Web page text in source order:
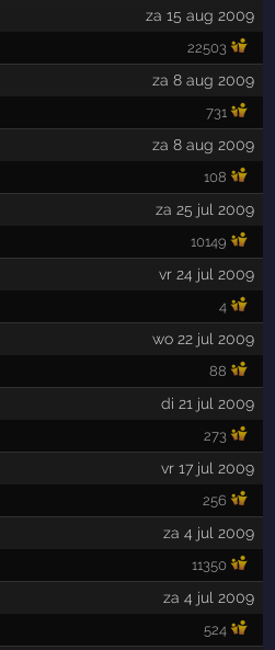
za 15 aug 2009
22503
za 8 aug 2009
731
za 8 aug 2009
108
za 25 jul 2009
10149
vr 24 jul 2009
4
wo 22 jul 2009
88
di 21 jul 2009
273
vr 17 jul 2009
256
za 4 jul 2009
11350
za 4 jul 2009
524